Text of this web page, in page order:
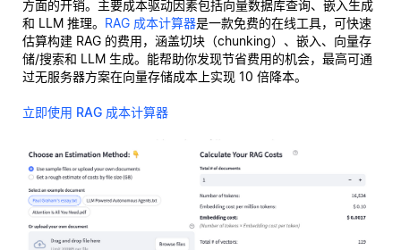
方面的开销。主要成本驱动因素包括向量数据库查询、嵌入生成
和 LLM 推理。 RAG 成本计算器是一款免费的在线工具，可快速
估算构建 RAG 的费用，涵盖切块（chunking）、嵌入、向量存
储/搜索和 LLM 生成。能帮助你发现节省费用的机会，最高可通
过无服务器方案在向量存储成本上实现 10 倍降本。
立即使用 RAG 成本计算器